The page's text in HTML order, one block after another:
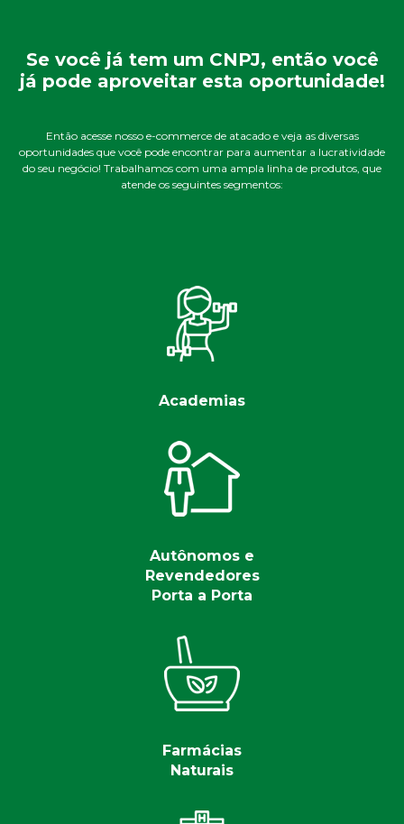
Se você já tem um CNPJ, então você
já pode aproveitar esta oportunidade!
Então acesse nosso e-commerce de atacado e veja as diversas
oportunidades que você pode encontrar para aumentar a lucratividade
do seu negócio! Trabalhamos com uma ampla linha de produtos, que
atende os seguintes segmentos:
Academias
Autônomos e
Revendedores
Porta a Porta
Farmácias
Naturais